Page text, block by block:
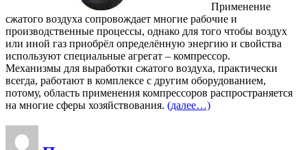
Применение
сжатого воздуха сопровождает многие рабочие и
производственные процессы, однако для того чтобы воздух
или иной газ приобрёл определённую энергию и свойства
используют специальные агрегат – компрессор.
Механизмы для выработки сжатого воздуха, практически
всегда, работают в комплексе с другим оборудованием,
потому, область применения компрессоров распространяется
на многие сферы хозяйствования. (далее…)